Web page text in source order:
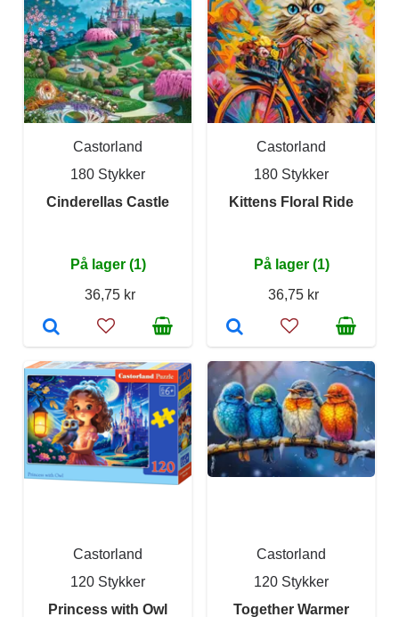
Castorland
180 Stykker
Cinderellas Castle
På lager (1)
36,75 kr
Castorland
180 Stykker
Kittens Floral Ride
På lager (1)
36,75 kr
Castorland
120 Stykker
Princess with Owl
Castorland
120 Stykker
Together Warmer